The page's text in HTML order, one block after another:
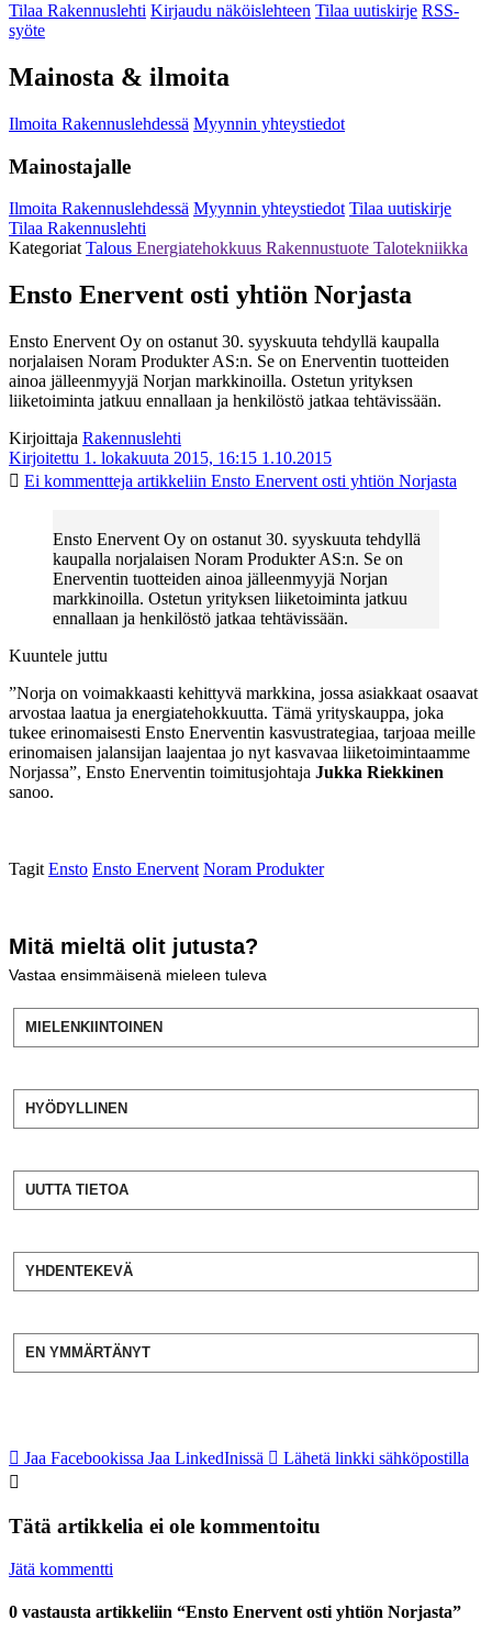
Tilaa Rakennuslehti Kirjaudu näköislehteen Tilaa uutiskirje RSS-
syöte
Mainosta & ilmoita
Ilmoita Rakennuslehdessä Myynnin yhteystiedot
Mainostajalle
Ilmoita Rakennuslehdessä Myynnin yhteystiedot Tilaa uutiskirje
Tilaa Rakennuslehti
KategoriatTalous Energiatehokkuus Rakennustuote Talotekniikka
Ensto Enervent osti yhtiön Norjasta
Ensto Enervent Oy on ostanut 30. syyskuuta tehdyllä kaupalla
norjalaisen Noram Produkter AS:n. Se on Enerventin tuotteiden
ainoa jälleenmyyjä Norjan markkinoilla. Ostetun yrityksen
liiketoiminta jatkuu ennallaan ja henkilöstö jatkaa tehtävissään.
Kirjoittaja Rakennuslehti
Kirjoitettu 1. lokakuuta 2015, 16:15 1.10.2015
Ei kommentteja artikkeliin Ensto Enervent osti yhtiön Norjasta
Ensto Enervent Oy on ostanut 30. syyskuuta tehdyllä
kaupalla norjalaisen Noram Produkter AS:n. Se on
Enerventin tuotteiden ainoa jälleenmyyjä Norjan
markkinoilla. Ostetun yrityksen liiketoiminta jatkuu
ennallaan ja henkilöstö jatkaa tehtävissään.
Kuuntele juttu
”Norja on voimakkaasti kehittyvä markkina, jossa asiakkaat osaavat
arvostaa laatua ja energiatehokkuutta. Tämä yrityskauppa, joka
tukee erinomaisesti Ensto Enerventin kasvustrategiaa, tarjoaa meille
erinomaisen jalansijan laajentaa jo nyt kasvavaa liiketoimintaamme
Norjassa”, Ensto Enerventin toimitusjohtaja Jukka Riekkinen
sanoo.
Tagit Ensto Ensto Enervent Noram Produkter
Mitä mieltä olit jutusta?
Vastaa ensimmäisenä mieleen tuleva
MIELENKIINTOINEN
HYÖDYLLINEN
UUTTA TIETOA
YHDENTEKEVÄ
EN YMMÄRTÄNYT
Jaa Facebookissa Jaa LinkedInissä Lähetä linkki sähköpostilla
Tätä artikkelia ei ole kommentoitu
Jätä kommentti
0 vastausta artikkeliin “Ensto Enervent osti yhtiön Norjasta”